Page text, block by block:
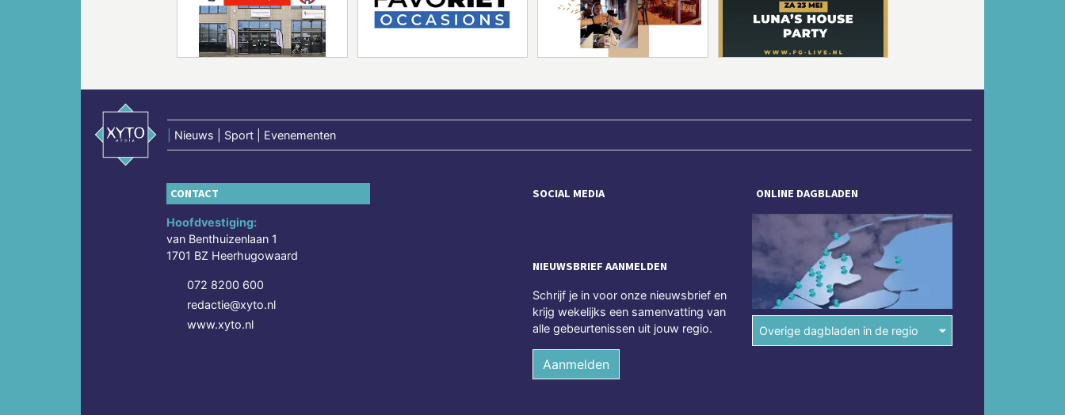
Nieuws | Sport | Evenementen
CONTACT
Hoofdvestiging:
van Benthuizenlaan 1
1701 BZ Heerhugowaard
072 8200 600
redactie@xyto.nl
www.xyto.nl
SOCIAL MEDIA
NIEUWSBRIEF AANMELDEN
Schrijf je in voor onze nieuwsbrief en
krijg wekelijks een samenvatting van
alle gebeurtenissen uit jouw regio.
Aanmelden
ONLINE DAGBLADEN
Overige dagbladen in de regio